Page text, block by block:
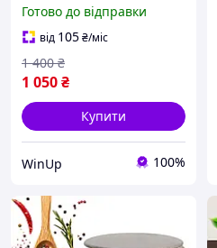
Готово до відправки
від 105₴/міс
1 050₴
1 400 ₴
Купити
WinUp 100%